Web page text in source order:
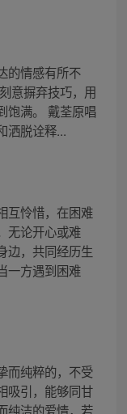
的情感有所不
意摒弃技巧，用
饱满。 戴荃原唱
洒脱诠释...
互怜惜，在困难
无论开心或难
边，共同经历生
一方遇到困难
而纯粹的，不受
吸引，能够同甘
纯洁的爱情，若